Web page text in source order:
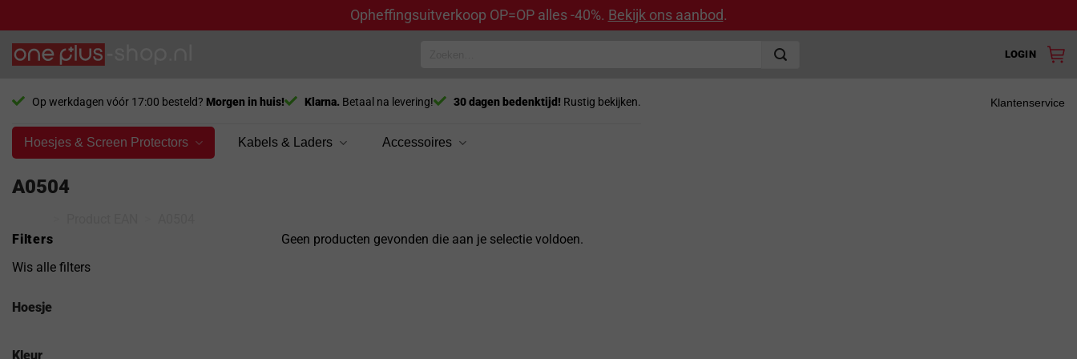
Opheffingsuitverkoop OP=OP alles -40%. Bekijk ons aanbod.
Ga
naar
LOGIN
Op werkdagen vóór 17:00 besteld? Morgen in huis! Klarna. Betaal na levering! 30 dagen bedenktijd! Rustig bekijken. Klantenservice
Hoesjes & Screen Protectors Kabels & Laders Accessoires
A0504
Filters
Wis alle filters
Hoesje
Kleur
Geen producten gevonden die aan je selectie voldoen.